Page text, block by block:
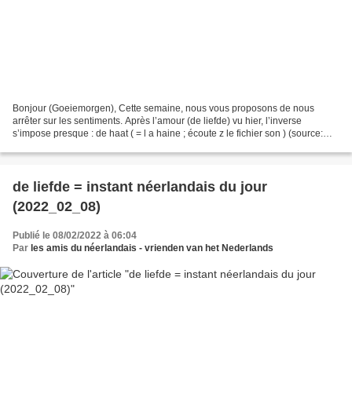
Bonjour (Goeiemorgen), Cette semaine, nous vous proposons de nous
arrêter sur les sentiments. Après l’amour (de liefde) vu hier, l’inverse
s’impose presque : de haat ( = l a haine ; écoute z le fichier son ) (source:
de liefde = instant néerlandais du jour
(2022_02_08)
Publié le 08/02/2022 à 06:04
Par les amis du néerlandais - vrienden van het Nederlands